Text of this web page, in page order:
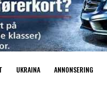
UKRAINA ANNONSERING